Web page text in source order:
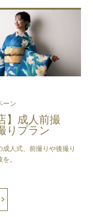
ーン
】成人前撮
りプラン
成人式、前撮りや後撮り
。